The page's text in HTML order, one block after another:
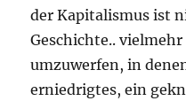
der Kapitalismus ist
Geschichte..
umzuwerfen, in
erniedrigtes, ein